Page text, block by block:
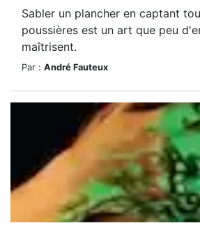
Sabler un plancher en captant
poussières est un art que peu
maîtrisent.
Par : André Fauteux